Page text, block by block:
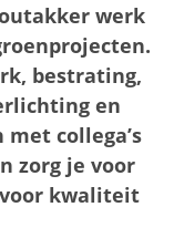
werk
bestrating,
en
collega’s
zorg je voor
kwaliteit